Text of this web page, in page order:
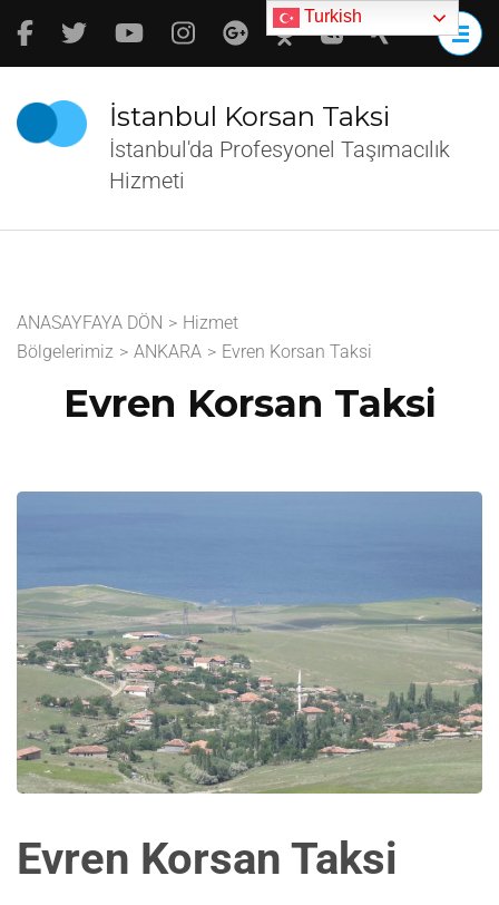
İçeriğe
atla
tuşuna
basın)
İstanbul Korsan Taksi
İstanbul'da Profesyonel Taşımacılık
Hizmeti
ANASAYFAYA DÖN > Hizmet
Bölgelerimiz > ANKARA > Evren Korsan Taksi
Evren Korsan Taksi
Evren Korsan Taksi
Turkish